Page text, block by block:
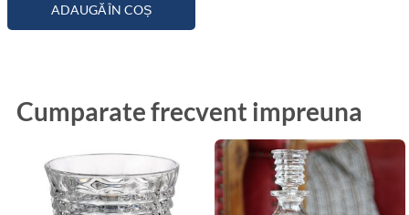
ADAUGĂ ÎN COȘ
Cumparate frecvent impreuna